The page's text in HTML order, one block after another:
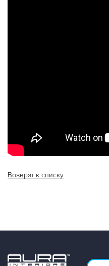
Возврат к списку